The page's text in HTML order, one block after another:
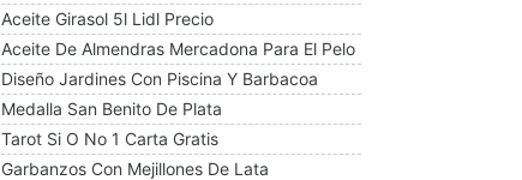
Aceite Girasol 5l Lidl Precio
Aceite De Almendras Mercadona Para El Pelo
Diseño Jardines Con Piscina Y Barbacoa
Medalla San Benito De Plata
Tarot Si O No 1 Carta Gratis
Garbanzos Con Mejillones De Lata